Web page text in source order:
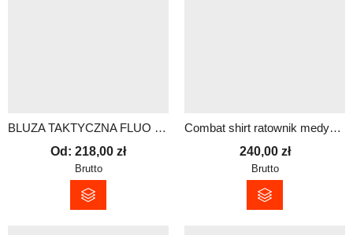
BLUZA TAKTYCZNA FLUO BEZ KAPTURA – MĘSKA | logo PRM plus możliwość personalizacji
Od: 218,00 zł
Brutto
Combat shirt ratownik medyczny | Logo + Napis
240,00 zł
Brutto